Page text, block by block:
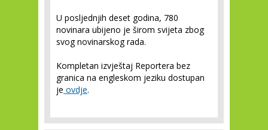
U posljednjih deset godina, 780
novinara ubijeno je širom svijeta zbog
svog novinarskog rada.
Kompletan izvještaj Reportera bez
granica na engleskom jeziku dostupan
je ovdje.